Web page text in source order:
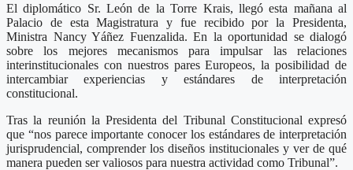
El diplomático Sr. León de la Torre Krais, llegó esta mañana al
Palacio de esta Magistratura y fue recibido por la Presidenta,
Ministra Nancy Yáñez Fuenzalida. En la oportunidad se dialogó
sobre los mejores mecanismos para impulsar las relaciones
interinstitucionales con nuestros pares Europeos, la posibilidad de
intercambiar experiencias y estándares de interpretación
constitucional.
Tras la reunión la Presidenta del Tribunal Constitucional expresó
que “nos parece importante conocer los estándares de interpretación
jurisprudencial, comprender los diseños institucionales y ver de qué
manera pueden ser valiosos para nuestra actividad como Tribunal”.